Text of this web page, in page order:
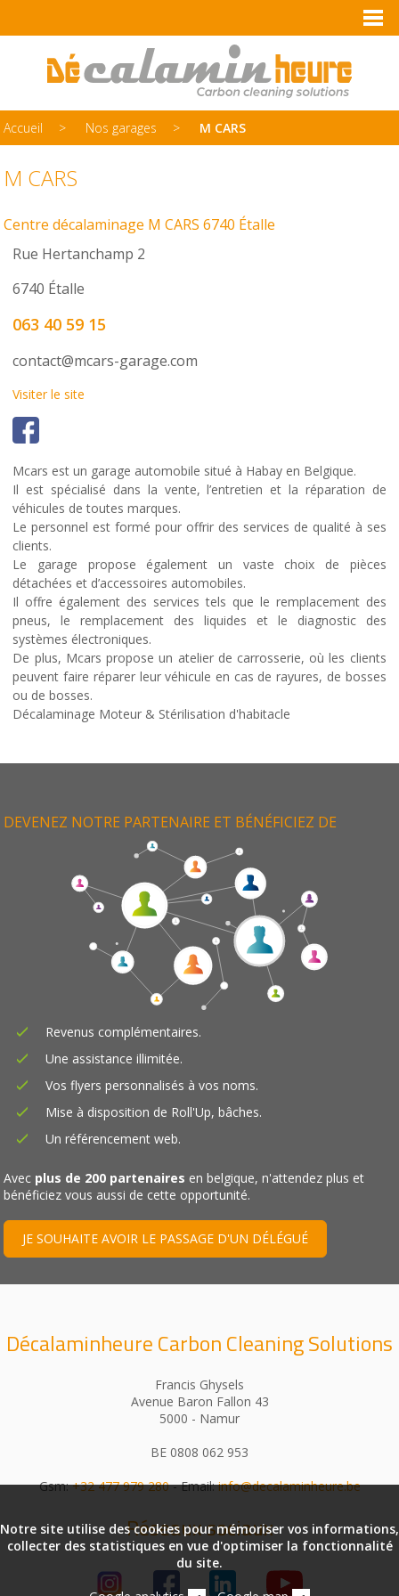
Accueil Nos garages M CARS
M CARS
Centre décalaminage M CARS 6740 Étalle
Rue Hertanchamp 2
6740 Étalle
063 40 59 15
contact@mcars-garage.com
Visiter le site
Mcars est un garage automobile situé à Habay en Belgique.
Il est spécialisé dans la vente, l’entretien et la réparation de
véhicules de toutes marques.
Le personnel est formé pour offrir des services de qualité à ses
clients.
Le garage propose également un vaste choix de pièces
détachées et d’accessoires automobiles.
Il offre également des services tels que le remplacement des
pneus, le remplacement des liquides et le diagnostic des
systèmes électroniques.
De plus, Mcars propose un atelier de carrosserie, où les clients
peuvent faire réparer leur véhicule en cas de rayures, de bosses
ou de bosses.
Décalaminage Moteur & Stérilisation d'habitacle
DEVENEZ NOTRE PARTENAIRE ET BÉNÉFICIEZ DE
Revenus complémentaires.
Une assistance illimitée.
Vos flyers personnalisés à vos noms.
Mise à disposition de Roll'Up, bâches.
Un référencement web.
Avec plus de 200 partenaires en belgique, n'attendez plus et
bénéficiez vous aussi de cette opportunité.
JE SOUHAITE AVOIR LE PASSAGE D'UN DÉLÉGUÉ
Décalaminheure Carbon Cleaning Solutions
Francis Ghysels
Avenue Baron Fallon 43
5000 - Namur
BE 0808 062 953
Gsm:+32 477 979 280- Email:info@decalaminheure.be
Réseaux sociaux
Notre site utilise des cookies pour mémoriser vos informations,
collecter des statistiques en vue d'optimiser la fonctionnalité
du site.